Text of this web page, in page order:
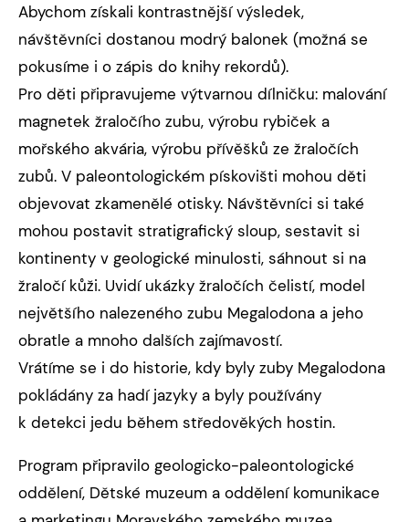
Abychom získali kontrastnější výsledek,
návštěvníci dostanou modrý balonek (možná se
pokusíme i o zápis do knihy rekordů).
Pro děti připravujeme výtvarnou dílničku: malování
magnetek žraločího zubu, výrobu rybiček a
mořského akvária, výrobu přívěšků ze žraločích
zubů. V paleontologickém pískovišti mohou děti
objevovat zkamenělé otisky. Návštěvníci si také
mohou postavit stratigrafický sloup, sestavit si
kontinenty v geologické minulosti, sáhnout si na
žraločí kůži. Uvidí ukázky žraločích čelistí, model
největšího nalezeného zubu Megalodona a jeho
obratle a mnoho dalších zajímavostí.
Vrátíme se i do historie, kdy byly zuby Megalodona
pokládány za hadí jazyky a byly používány
k detekci jedu během středověkých hostin.
Program připravilo geologicko-paleontologické
oddělení, Dětské muzeum a oddělení komunikace